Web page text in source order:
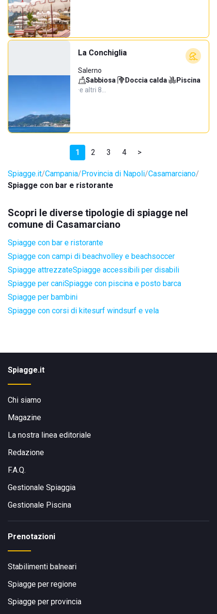
La Conchiglia
Salerno
Sabbiosa· Doccia calda·
Piscina
·e altri 8…
1 2 3 4 >
Spiagge.it Campania Provincia di Napoli Casamarciano
Spiagge con bar e ristorante
Scopri le diverse tipologie di spiagge nel
comune di Casamarciano
Spiagge con bar e ristorante
Spiagge con campi di beachvolley e beachsoccer
Spiagge attrezzateSpiagge accessibili per disabili
Spiagge per caniSpiagge con piscina e posto barca
Spiagge per bambini
Spiagge con corsi di kitesurf windsurf e vela
Spiagge.it
Chi siamo
Magazine
La nostra linea editoriale
Redazione
F.A.Q.
Gestionale Spiaggia
Gestionale Piscina
Prenotazioni
Stabilimenti balneari
Spiagge per regione
Spiagge per provincia